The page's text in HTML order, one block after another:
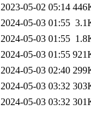
2023-05-02 05:14
2024-05-03 01:55
2024-05-03 01:55
2024-05-03 01:55
2024-05-03 02:40
2024-05-03 03:32
2024-05-03 03:32